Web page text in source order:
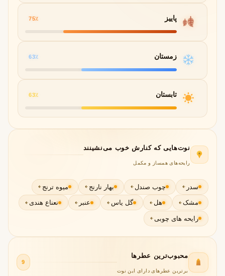
پاییز 75٪
زمستان 63٪
تابستان 63٪
نوت‌هایی که کنارش خوب می‌نشینند
رایحه‌های همساز و مکمل
سدر چوب صندل بهار نارنج میوه ترنج
مشک هل گل یاس عنبر نعناع هندی
رایحه های چوبی
محبوب‌ترین عطرها
برترین عطرهای دارای این نوت
9